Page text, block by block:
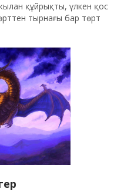
құйрықты, үлкен қос
тырнағы бар төрт